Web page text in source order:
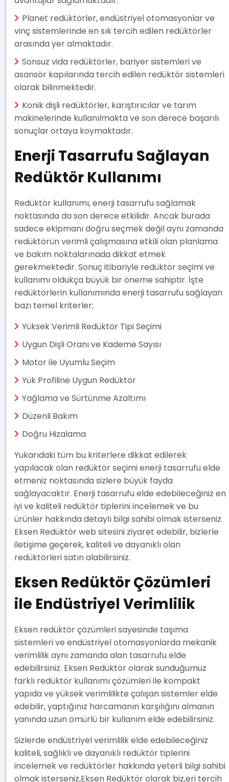
Planet redüktörler, endüstriyel otomasyonlar ve
vinç sistemlerinde en sık tercih edilen redüktörler
arasında yer almaktadır.
Sonsuz vida redüktörler, bariyer sistemleri ve
asansör kapılarında tercih edilen redüktör sistemleri
olarak bilinmektedir.
Konik dişli redüktörler, karıştırıcılar ve tarım
makinelerinde kullanılmakta ve son derece başarılı
sonuçlar ortaya koymaktadır.
Enerji Tasarrufu Sağlayan
Redüktör Kullanımı
Redüktör kullanımı, enerji tasarrufu sağlamak
noktasında da son derece etkilidir. Ancak burada
sadece ekipmanı doğru seçmek değil aynı zamanda
redüktörün verimli çalışmasına etkili olan planlama
ve bakım noktalarınada dikkat etmek
gerekmektedir. Sonuç itibariyle redüktör seçimi ve
kullanımı oldukça büyük bir öneme sahiptir. İşte
redüktörlerin kullanımında enerji tasarrufu sağlayan
bazı temel kriterler;
Yüksek Verimli Redüktör Tipi Seçimi
Uygun Dişli Oranı ve Kademe Sayısı
Motor ile Uyumlu Seçim
Yük Profiline Uygun Redüktör
Yağlama ve Sürtünme Azaltımı
Düzenli Bakım
Doğru Hizalama
Yukarıdaki tüm bu kriterlere dikkat edilerek
yapılacak olan redüktör seçimi enerji tasarrufu elde
etmeniz noktasında sizlere büyük fayda
sağlayacaktır. Enerji tasarrufu elde edebileceğiniz en
iyi ve kaliteli redüktör tiplerini incelemek ve bu
ürünler hakkında detaylı bilgi sahibi olmak isterseniz
Eksen Redüktör web sitesini ziyaret edebilir, bizlerle
iletişime geçerek, kaliteli ve dayanıklı olan
redüktörleri satın alabilirsiniz.
Eksen Redüktör Çözümleri
ile Endüstriyel Verimlilik
Eksen redüktör çözümleri sayesinde taşıma
sistemleri ve endüstriyel otomasyonlarda mekanik
verimlilik aynı zamanda alan tasarrufu elde
edebilirsiniz. Eksen Redüktör olarak sunduğumuz
farklı redüktör kullanımı çözümleri ile kompakt
yapıda ve yüksek verimlilikte çalışan sistemler elde
edebilir, yaptığınız harcamanın karşılığını almanın
yanında uzun ömürlü bir kullanım elde edebilirsiniz.
Sizlerde endüstriyel verimlilik elde edebileceğiniz
kaliteli, sağlıklı ve dayanıklı redüktör tiplerini
incelemek ve redüktörler hakkında yeterli bilgi sahibi
olmak isterseniz,Eksen Redüktör olarak biz,eri tercih